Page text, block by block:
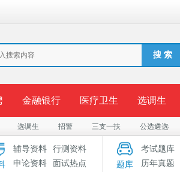
搜 索
金融银行 医疗卫生 选调生
准考证打印 成绩查询 录用公示
服务中心
选调生 招警 三支一扶 公选遴选
辅导资料
行测资料
申论资料
面试热点 题库
考试题库
历年真题